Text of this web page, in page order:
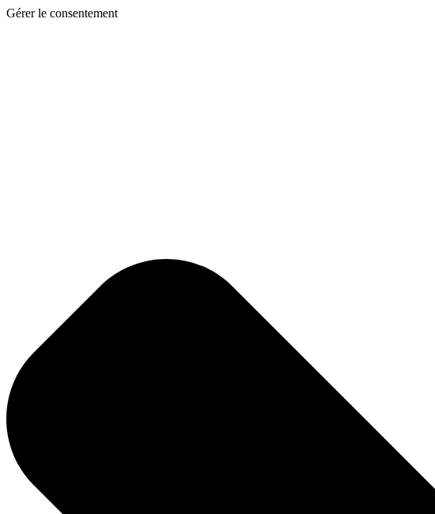
Gérer le consentement